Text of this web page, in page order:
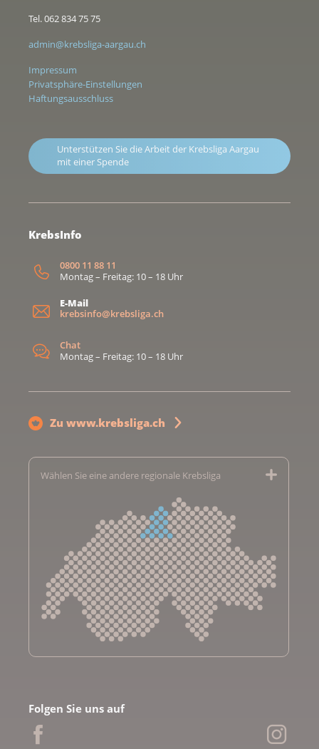
Tel. 062 834 75 75
admin@krebsliga-aargau.ch
Impressum
Privatsphäre-Einstellungen
Haftungsausschluss
Unterstützen Sie die Arbeit der Krebsliga Aargau
mit einer Spende
KrebsInfo
0800 11 88 11
Montag – Freitag: 10 – 18 Uhr
E-Mail
krebsinfo@krebsliga.ch
Chat
Montag – Freitag: 10 – 18 Uhr
Zu www.krebsliga.ch
Wählen Sie eine andere regionale Krebsliga
Krebsliga Bern
Krebsliga Freiburg
Folgen Sie uns auf